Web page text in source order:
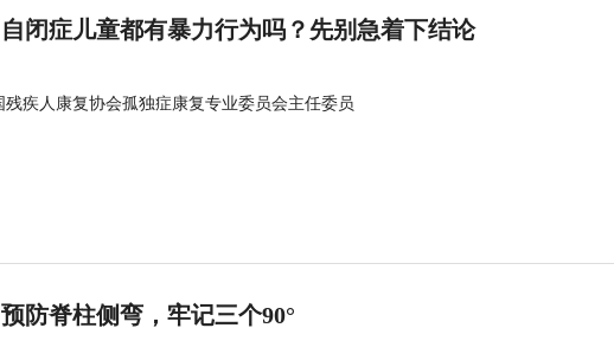
自闭症儿童都有暴力行为吗？先别急着下结论
疾人康复协会孤独症康复专业委员会主任委员
防脊柱侧弯，牢记三个90°